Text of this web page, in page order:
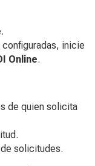
configuradas, inicie
Online.
de quien solicita
solicitudes.